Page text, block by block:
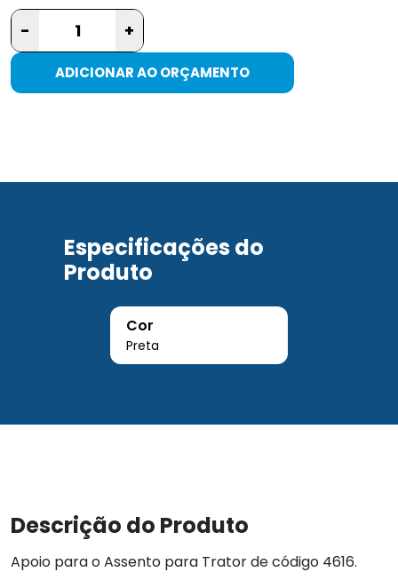
- +
ADICIONAR AO ORÇAMENTO
Especificações do
Produto
Cor
Preta
Descrição do Produto
Apoio para o Assento para Trator de código 4616.